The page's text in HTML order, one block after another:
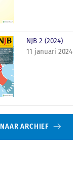
NJB 2 (2024)
11 januari 2024
NAAR ARCHIEF